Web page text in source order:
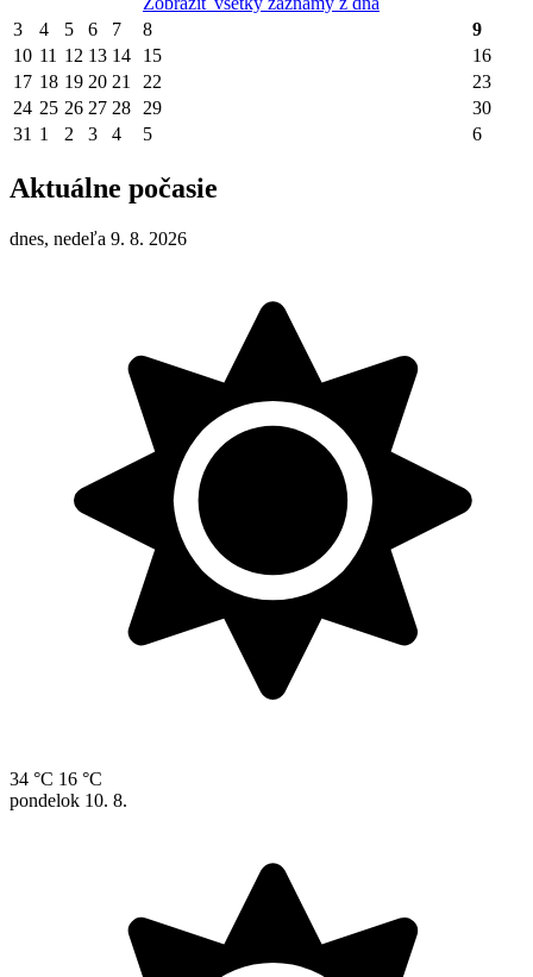
3
4 5 6 7 8
9
10 11 12 13 14 15
16
17 18 19 20 21 22
23
24 25 26 27 28 29
30
31 1 2 3 4 5 6
Aktuálne počasie
dnes, nedeľa 9. 8. 2026
34 °C 16 °C
pondelok 10. 8.